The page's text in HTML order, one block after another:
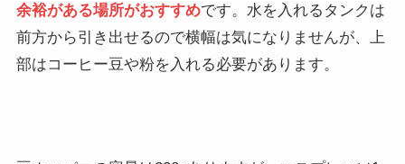
余裕がある場所がおすすめです。水を入れるタンクは
前方から引き出せるので横幅は気になりませんが、上
部はコーヒー豆や粉を入れる必要があります。